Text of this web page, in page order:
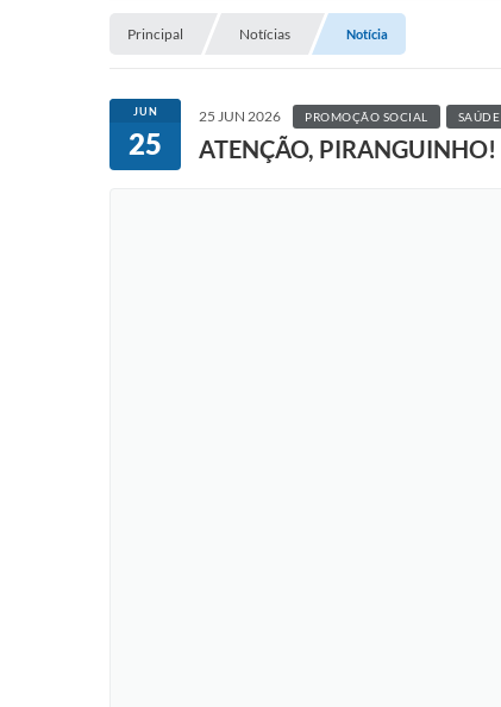
Principal Notícias Notícia
JUN
25
25 JUN 2026 PROMOÇÃO SOCIAL SAÚDE
ATENÇÃO, PIRANGUINHO!